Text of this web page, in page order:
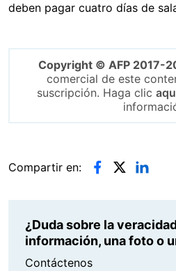
deben pagar cuatro días de
Copyright © AFP 2017-
comercial de este
suscripción. Haga clic
Compartir en:
¿Duda sobre la
información, una foto o
Contáctenos